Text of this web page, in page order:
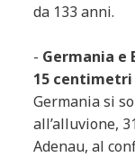
da 133 anni.
- Germania e
15 centimetri
Germania si
all’alluvione,
Adenau, al